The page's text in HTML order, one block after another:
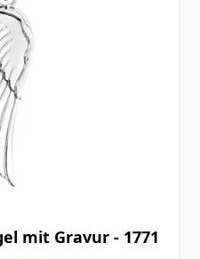
mit Gravur - 1771